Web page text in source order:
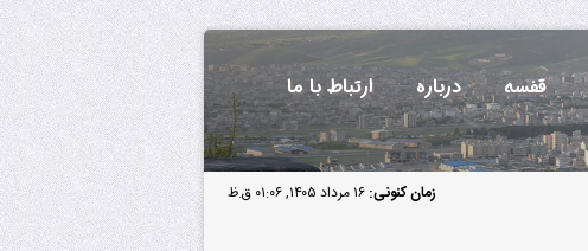
قفسه درباره ارتباط با ما
زمان کنونی: ۱۶ مرداد ۱۴۰۵, ۰۱:۰۶ ق.ظ